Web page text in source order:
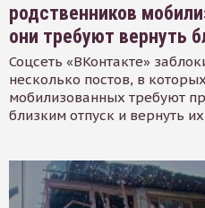
родственников
они требуют вернуть
Соцсеть «ВКонтакте»
несколько постов, в
мобилизованных требуют
близким отпуск и вернуть